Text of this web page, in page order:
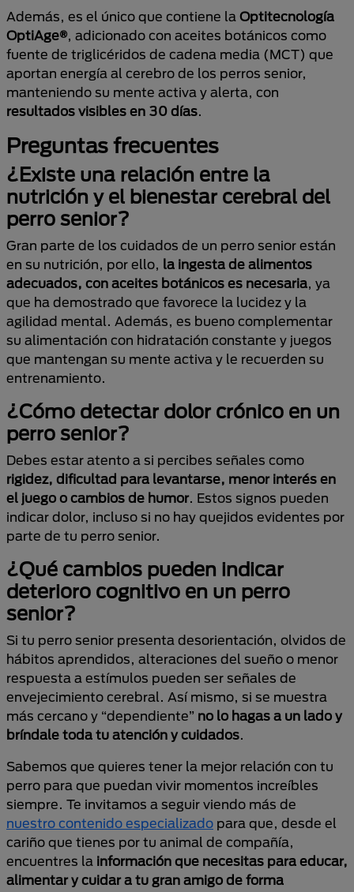
Además, es el único que contiene la Optitecnología
OptiAge®, adicionado con aceites botánicos como
fuente de triglicéridos de cadena media (MCT) que
aportan energía al cerebro de los perros senior,
manteniendo su mente activa y alerta, con
resultados visibles en 30 días.
Preguntas frecuentes
¿Existe una relación entre la
nutrición y el bienestar cerebral del
perro senior?
Gran parte de los cuidados de un perro senior están
en su nutrición, por ello, la ingesta de alimentos
adecuados, con aceites botánicos es necesaria, ya
que ha demostrado que favorece la lucidez y la
agilidad mental. Además, es bueno complementar
su alimentación con hidratación constante y juegos
que mantengan su mente activa y le recuerden su
entrenamiento.
¿Cómo detectar dolor crónico en un
perro senior?
Debes estar atento a si percibes señales como
rigidez, dificultad para levantarse, menor interés en
el juego o cambios de humor. Estos signos pueden
indicar dolor, incluso si no hay quejidos evidentes por
parte de tu perro senior.
¿Qué cambios pueden indicar
deterioro cognitivo en un perro
senior?
Si tu perro senior presenta desorientación, olvidos de
hábitos aprendidos, alteraciones del sueño o menor
respuesta a estímulos pueden ser señales de
envejecimiento cerebral. Así mismo, si se muestra
más cercano y “dependiente” no lo hagas a un lado y
bríndale toda tu atención y cuidados.
Sabemos que quieres tener la mejor relación con tu
perro para que puedan vivir momentos increíbles
siempre. Te invitamos a seguir viendo más de
nuestro contenido especializado para que, desde el
cariño que tienes por tu animal de compañía,
encuentres la información que necesitas para educar,
alimentar y cuidar a tu gran amigo de forma